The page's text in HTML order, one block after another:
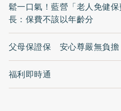
鬆一口氣！藍營「老人免健
長：保費不該以年齡分
父母保證保 安心尊嚴無負擔
福利即時通